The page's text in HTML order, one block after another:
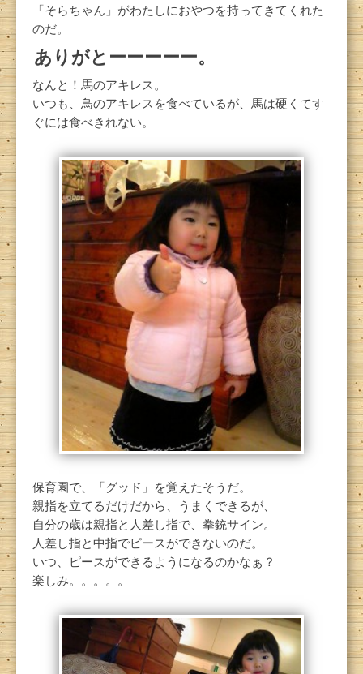
「そらちゃん」がわたしにおやつを持ってきてくれた
のだ。
ありがとーーーーー。
なんと！馬のアキレス。
いつも、鳥のアキレスを食べているが、馬は硬くてす
ぐには食べきれない。
保育園で、「グッド」を覚えたそうだ。
親指を立てるだけだから、うまくできるが、
自分の歳は親指と人差し指で、拳銃サイン。
人差し指と中指でピースができないのだ。
いつ、ピースができるようになるのかなぁ？
楽しみ。。。。。